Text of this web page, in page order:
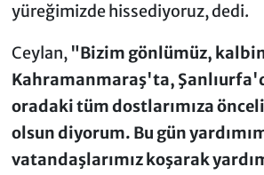
yüreğimizde hissediyoruz, dedi.
Ceylan, "Bizim gönlümüz,
Kahramanmaraş'ta,
oradaki tüm dostlarımıza
olsun diyorum. Bu gün
vatandaşlarımız koşarak